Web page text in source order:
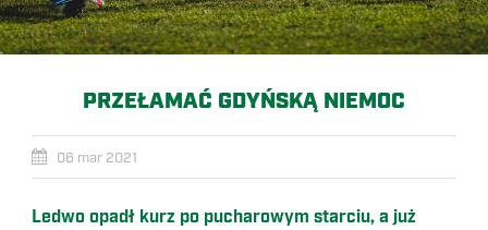
PRZEŁAMAĆ GDYŃSKĄ NIEMOC
06 mar 2021
Ledwo opadł kurz po pucharowym starciu, a już